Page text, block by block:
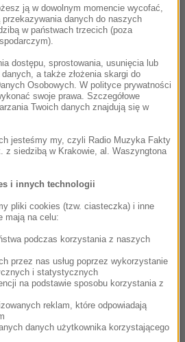
Ok. godz. 18 czasu
w Moskwie rozeszli
w którym według
udział 3,5 tysiąca osób,
wcześniej.
czasu informowały
borykali się organizatorzy
w tym w Petersburgu,
organizację demonstracji lub
manifestacje w miejscach,
Na przykład władze Niżnego
przeprowadzenie
ok. 80 kilometrów od centrum
Kazania zaproponowały, aby
się wcześnie rano
ją w dowolnym momencie wycofać,
danych do naszych
w państwach trzecich (poza
dostępu, sprostowania, usunięcia lub
a także złożenia skargi do
Osobowych. W polityce prywatności
swoje prawa. Szczegółowe
Twoich danych znajdują się w
jesteśmy my, czyli Radio Muzyka Fakty
z siedzibą w Krakowie, al. Waszyngtona
i innych technologii
pliki cookies (tzw. ciasteczka) i inne
mają na celu:
podczas korzystania z naszych
przez nas usług poprzez wykorzystanie
i statystycznych
na podstawie sposobu korzystania z
reklam, które odpowiadają
danych użytkownika korzystającego